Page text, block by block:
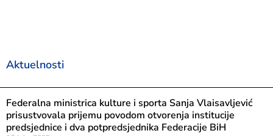
Aktuelnosti
Federalna ministrica kulture i sporta Sanja Vlaisavljević
prisustvovala prijemu povodom otvorenja institucije
predsjednice i dva potpredsjednika Federacije BiH